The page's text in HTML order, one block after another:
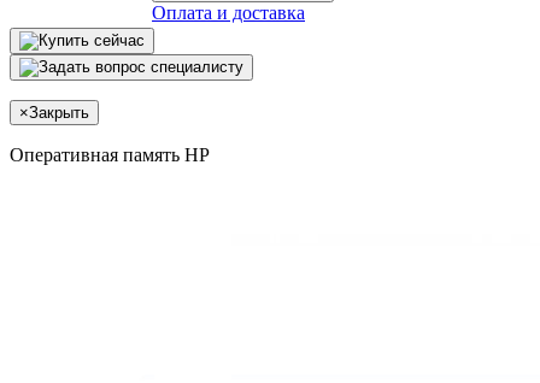
Оплата и доставка
×Закрыть
Оперативная память HP